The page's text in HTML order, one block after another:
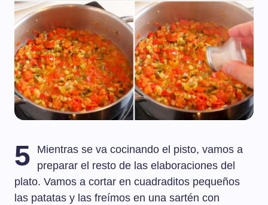
5
Mientras se va cocinando el pisto, vamos a
preparar el resto de las elaboraciones del
plato. Vamos a cortar en cuadraditos pequeños
las patatas y las freímos en una sartén con